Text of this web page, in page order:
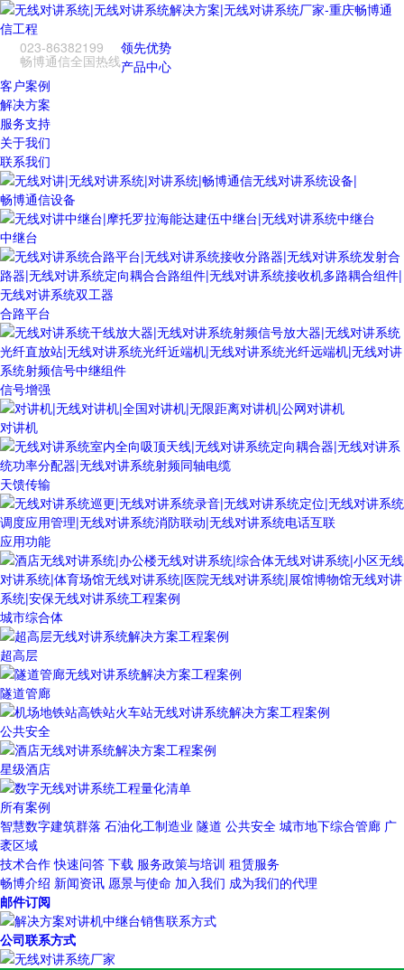
023-86382199
畅博通信全国热线
领先优势
产品中心
客户案例
解决方案
服务支持
关于我们
联系我们
畅博通信设备
中继台
合路平台
信号增强
对讲机
天馈传输
应用功能
城市综合体
超高层
隧道管廊
公共安全
星级酒店
所有案例
智慧数字建筑群落 石油化工制造业 隧道 公共安全 城市地下综合管廊 广
袤区域
技术合作 快速问答 下载 服务政策与培训 租赁服务
畅博介绍 新闻资讯 愿景与使命 加入我们 成为我们的代理
邮件订阅
公司联系方式